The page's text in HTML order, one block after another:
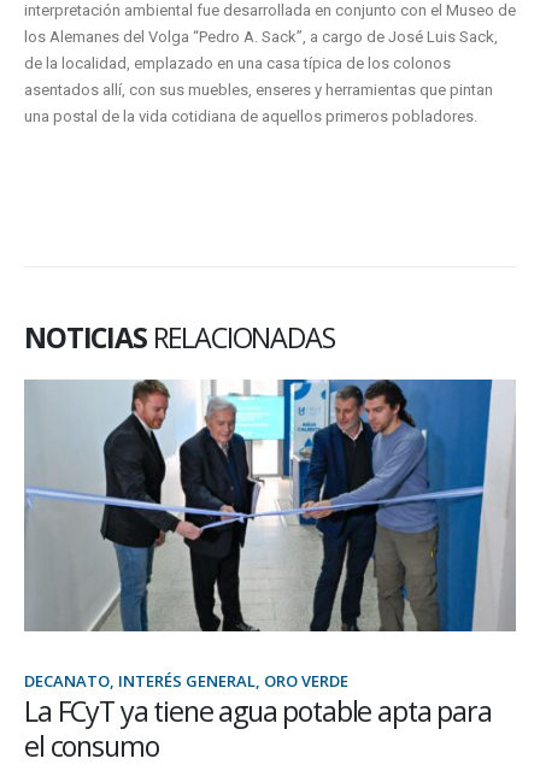
interpretación ambiental fue desarrollada en conjunto con el Museo de
los Alemanes del Volga “Pedro A. Sack”, a cargo de José Luis Sack,
de la localidad, emplazado en una casa típica de los colonos
asentados allí, con sus muebles, enseres y herramientas que pintan
una postal de la vida cotidiana de aquellos primeros pobladores.
NOTICIAS RELACIONADAS
DECANATO, INTERÉS GENERAL, ORO VERDE
La FCyT ya tiene agua potable apta para
el consumo